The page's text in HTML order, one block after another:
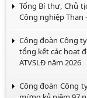
Tổng Bí thư, Chủ
Công nghiệp Than
Công đoàn Công
tổng kết các hoạt
ATVSLĐ năm 2026
Công đoàn Công